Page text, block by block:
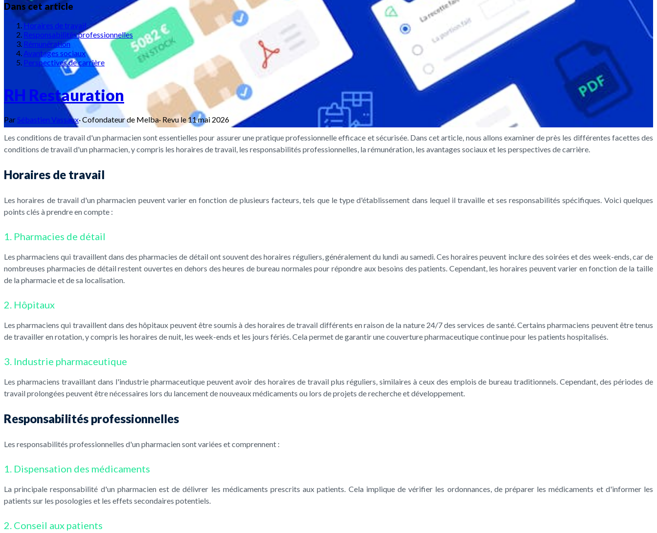
Dans cet article
Horaires de travail
Responsabilités professionnelles
Rémunération
Avantages sociaux
Perspectives de carrière
RH Restauration
ParSébastien Vassaux·Cofondateur de Melba· Revu le11 mai 2026
Les conditions de travail d'un pharmacien sont essentielles pour assurer une pratique professionnelle efficace et sécurisée. Dans cet article, nous allons examiner de près les différentes facettes des
conditions de travail d'un pharmacien, y compris les horaires de travail, les responsabilités professionnelles, la rémunération, les avantages sociaux et les perspectives de carrière.
Horaires de travail
Les horaires de travail d'un pharmacien peuvent varier en fonction de plusieurs facteurs, tels que le type d'établissement dans lequel il travaille et ses responsabilités spécifiques. Voici quelques
points clés à prendre en compte :
1. Pharmacies de détail
Les pharmaciens qui travaillent dans des pharmacies de détail ont souvent des horaires réguliers, généralement du lundi au samedi. Ces horaires peuvent inclure des soirées et des week-ends, car de
nombreuses pharmacies de détail restent ouvertes en dehors des heures de bureau normales pour répondre aux besoins des patients. Cependant, les horaires peuvent varier en fonction de la taille
de la pharmacie et de sa localisation.
2. Hôpitaux
Les pharmaciens qui travaillent dans des hôpitaux peuvent être soumis à des horaires de travail différents en raison de la nature 24/7 des services de santé. Certains pharmaciens peuvent être tenus
de travailler en rotation, y compris les horaires de nuit, les week-ends et les jours fériés. Cela permet de garantir une couverture pharmaceutique continue pour les patients hospitalisés.
3. Industrie pharmaceutique
Les pharmaciens travaillant dans l'industrie pharmaceutique peuvent avoir des horaires de travail plus réguliers, similaires à ceux des emplois de bureau traditionnels. Cependant, des périodes de
travail prolongées peuvent être nécessaires lors du lancement de nouveaux médicaments ou lors de projets de recherche et développement.
Responsabilités professionnelles
Les responsabilités professionnelles d'un pharmacien sont variées et comprennent :
1. Dispensation des médicaments
La principale responsabilité d'un pharmacien est de délivrer les médicaments prescrits aux patients. Cela implique de vérifier les ordonnances, de préparer les médicaments et d'informer les
patients sur les posologies et les effets secondaires potentiels.
2. Conseil aux patients